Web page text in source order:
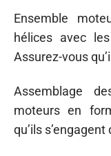
Ensemble
hélices avec
Assurez-vous
Assemblage
moteurs en
qu’ils